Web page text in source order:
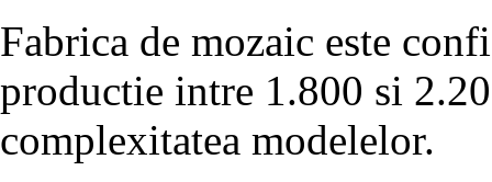
Fabrica de mozaic este
productie intre 1.800 si
complexitatea modelelor.